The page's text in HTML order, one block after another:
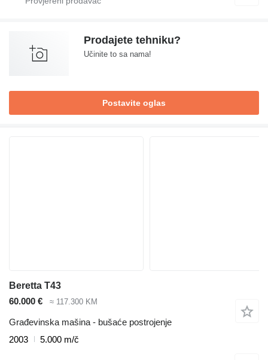
Prodajete tehniku?
Učinite to sa nama!
Postavite oglas
Beretta T43
60.000 €
≈ 117.300 KM
Građevinska mašina - bušaće postrojenje
2003
5.000 m/č